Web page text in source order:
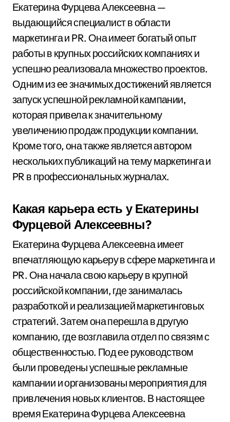
Екатерина Фурцева Алексеевна —
выдающийся специалист в области
маркетинга и PR. Она имеет богатый опыт
работы в крупных российских компаниях и
успешно реализовала множество проектов.
Одним из ее значимых достижений является
запуск успешной рекламной кампании,
которая привела к значительному
увеличению продаж продукции компании.
Кроме того, она также является автором
нескольких публикаций на тему маркетинга и
PR в профессиональных журналах.
Какая карьера есть у Екатерины
Фурцевой Алексеевны?
Екатерина Фурцева Алексеевна имеет
впечатляющую карьеру в сфере маркетинга и
PR. Она начала свою карьеру в крупной
российской компании, где занималась
разработкой и реализацией маркетинговых
стратегий. Затем она перешла в другую
компанию, где возглавила отдел по связям с
общественностью. Под ее руководством
были проведены успешные рекламные
кампании и организованы мероприятия для
привлечения новых клиентов. В настоящее
время Екатерина Фурцева Алексеевна